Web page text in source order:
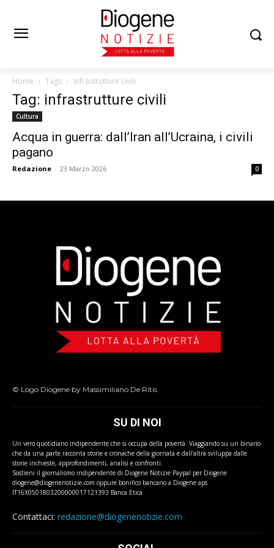
Home Tags Infrastrutture civili
Tag: infrastrutture civili
Cultura
Acqua in guerra: dall’Iran all’Ucraina, i civili
pagano
Redazione - 23 Marzo 2026 0
© Logo Diogene by Massimiliano De Ritis
SU DI NOI
Un vero quotidiano indipendente che si occupa della povertà. Viaggiando su un binario
che da una parte racconta storie e cronache della giornata e dall'altra sviluppa dalle
storie inchieste, approfondimenti, analisi e confronti.
Sostieni il giornalismo indipendente di Diogene Notizie Paypal per Diogene
diogene@diogenenotizie.com oppure bonifico bancario a Diogene aps
IT16X0501803200000017121393 Banca Etica
Contattaci: redazione@diogenenotizie.com